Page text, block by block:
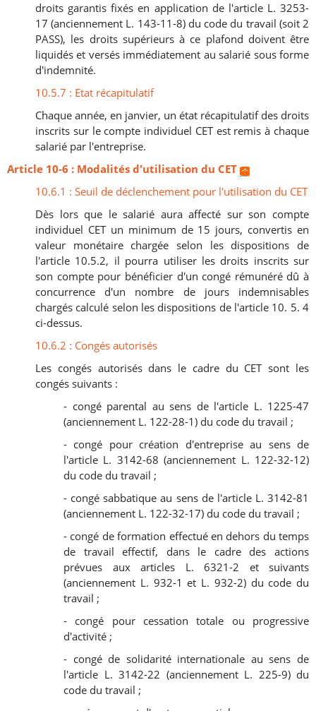
droits garantis fixés en application de l'article L. 3253-
17 (anciennement L. 143-11-8) du code du travail (soit 2
PASS), les droits supérieurs à ce plafond doivent être
liquidés et versés immédiatement au salarié sous forme
d'indemnité.
10.5.7 : Etat récapitulatif
Chaque année, en janvier, un état récapitulatif des droits
inscrits sur le compte individuel CET est remis à chaque
salarié par l'entreprise.
Article 10-6 : Modalités d'utilisation du CET
10.6.1 : Seuil de déclenchement pour l'utilisation du CET
Dès lors que le salarié aura affecté sur son compte
individuel CET un minimum de 15 jours, convertis en
valeur monétaire chargée selon les dispositions de
l'article 10.5.2, il pourra utiliser les droits inscrits sur
son compte pour bénéficier d'un congé rémunéré dû à
concurrence d'un nombre de jours indemnisables
chargés calculé selon les dispositions de l'article 10. 5. 4
ci-dessus.
10.6.2 : Congés autorisés
Les congés autorisés dans le cadre du CET sont les
congés suivants :
- congé parental au sens de l'article L. 1225-47
(anciennement L. 122-28-1) du code du travail ;
- congé pour création d'entreprise au sens de
l'article L. 3142-68 (anciennement L. 122-32-12)
du code du travail ;
- congé sabbatique au sens de l'article L. 3142-81
(anciennement L. 122-32-17) du code du travail ;
- congé de formation effectué en dehors du temps
de travail effectif, dans le cadre des actions
prévues aux articles L. 6321-2 et suivants
(anciennement L. 932-1 et L. 932-2) du code du
travail ;
- congé pour cessation totale ou progressive
d'activité ;
- congé de solidarité internationale au sens de
l'article L. 3142-22 (anciennement L. 225-9) du
code du travail ;